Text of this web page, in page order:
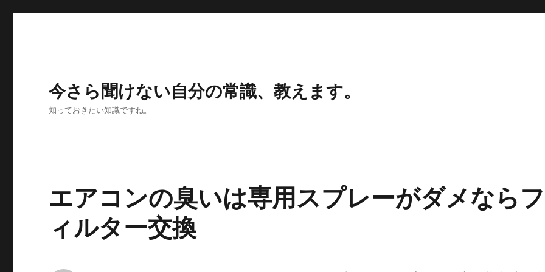
今さら聞けない自分の常識、教えます。
知っておきたい知識ですね。
エアコンの臭いは専用スプレーがダメならフ
ィルター交換